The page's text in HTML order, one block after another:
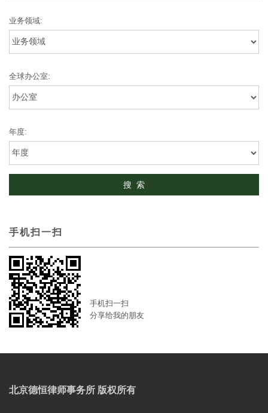
业务领域:
全球办公室:
年度:
手机扫一扫
手机扫一扫
分享给我的朋友
北京德恒律师事务所 版权所有